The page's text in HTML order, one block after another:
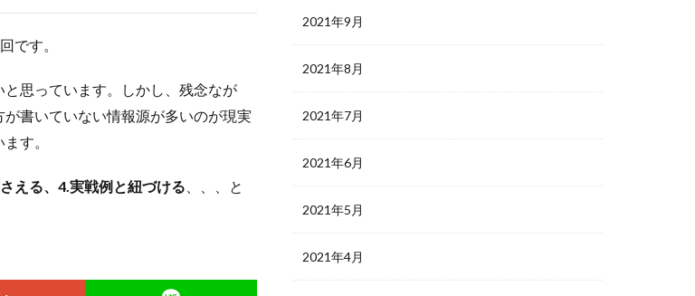
です。
思っています。しかし、残念なが
書いていない情報源が多いのが現実
す。
える、4.実戦例と紐づける 、、、と
2021年9月
2021年8月
2021年7月
2021年6月
2021年5月
2021年4月